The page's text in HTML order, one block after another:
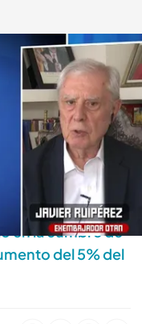
en directo con
sobre lo
en la cumbre de
del 5% del